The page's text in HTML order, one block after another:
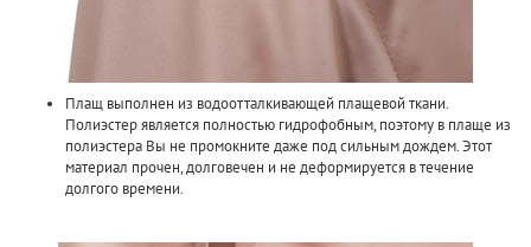
Плащ выполнен из водоотталкивающей плащевой ткани.
Полиэстер является полностью гидрофобным, поэтому в плаще из
полиэстера Вы не промокните даже под сильным дождем. Этот
материал прочен, долговечен и не деформируется в течение
долгого времени.